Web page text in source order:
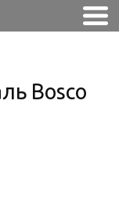
Bosco